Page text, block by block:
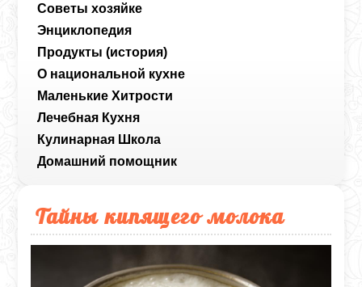
Советы хозяйке
Энциклопедия
Продукты (история)
О национальной кухне
Маленькие Хитрости
Лечебная Кухня
Кулинарная Школа
Домашний помощник
Тайны кипящего молока